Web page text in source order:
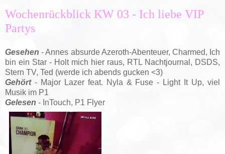
Wochenrückblick KW 03 - Ich liebe VIP
Partys
Gesehen - Annes absurde Azeroth-Abenteuer, Charmed, Ich
bin ein Star - Holt mich hier raus, RTL Nachtjournal, DSDS,
Stern TV, Ted (werde ich abends gucken <3)
Gehört- Major Lazer feat. Nyla & Fuse - Light It Up, viel
Musik im P1
Gelesen - InTouch, P1 Flyer